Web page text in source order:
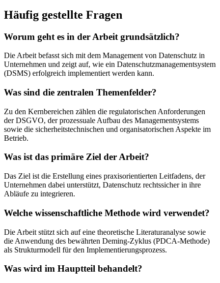
Häufig gestellte Fragen
Worum geht es in der Arbeit grundsätzlich?
Die Arbeit befasst sich mit dem Management von Datenschutz in
Unternehmen und zeigt auf, wie ein Datenschutzmanagementsystem
(DSMS) erfolgreich implementiert werden kann.
Was sind die zentralen Themenfelder?
Zu den Kernbereichen zählen die regulatorischen Anforderungen
der DSGVO, der prozessuale Aufbau des Managementsystems
sowie die sicherheitstechnischen und organisatorischen Aspekte im
Betrieb.
Was ist das primäre Ziel der Arbeit?
Das Ziel ist die Erstellung eines praxisorientierten Leitfadens, der
Unternehmen dabei unterstützt, Datenschutz rechtssicher in ihre
Abläufe zu integrieren.
Welche wissenschaftliche Methode wird verwendet?
Die Arbeit stützt sich auf eine theoretische Literaturanalyse sowie
die Anwendung des bewährten Deming-Zyklus (PDCA-Methode)
als Strukturmodell für den Implementierungsprozess.
Was wird im Hauptteil behandelt?